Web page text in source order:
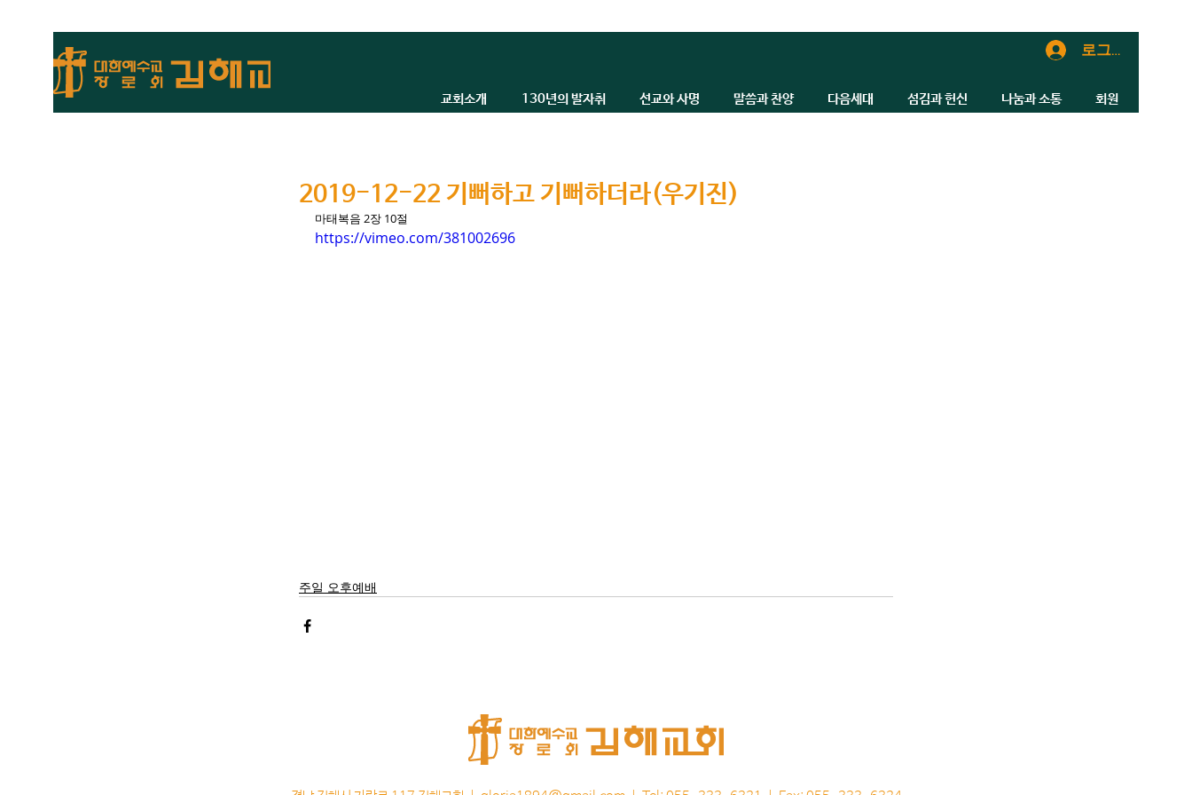
로그인
교회소개 130년의 발자취 선교와 사명 말씀과 찬양 다음세대 섬김과 헌신 나눔과 소통 회원
2019-12-22 기뻐하고 기뻐하더라(우기진)
마태복음 2장 10절
https://vimeo.com/381002696
주일 오후예배